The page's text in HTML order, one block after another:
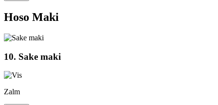
Hoso Maki
10. Sake maki
Zalm